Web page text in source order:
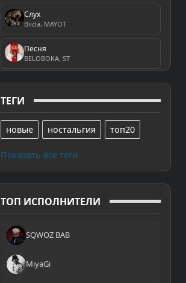
Слух
Biicla, MAYOT
Песня
BELOBOKA, ST
ТЕГИ
новые ностальгия топ20
Показать все теги
ТОП ИСПОЛНИТЕЛИ
SQWOZ BAB
MiyaGi